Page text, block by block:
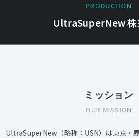
PRODUCTION
UltraSuperNew 株
ミッション
OUR MISSION
UltraSuperNew（略称：USN）は東京・